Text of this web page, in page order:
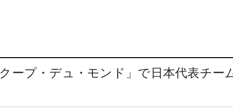
ープ・デュ・モンド」で日本代表チー